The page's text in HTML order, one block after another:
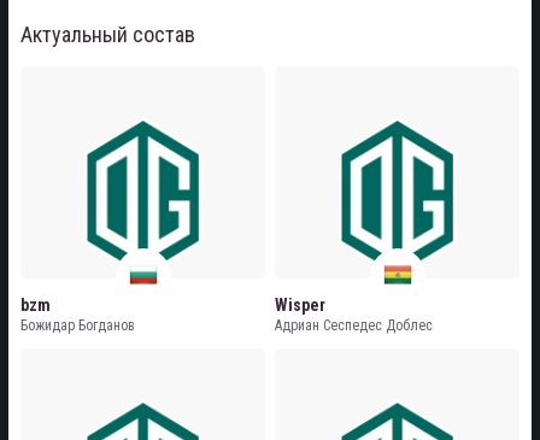
Актуальный состав
bzm
Божидар Богданов
Wisper
Адриан Сеспедес Доблес